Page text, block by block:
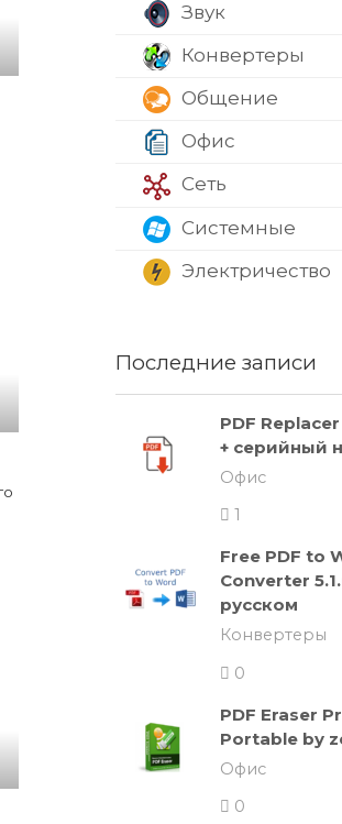
Звук
Конвертеры
Общение
Офис
Сеть
Системные
Электричество
Последние записи
PDF
+ серийный
Офис
1
Free PDF to
Converter
русском
Конвертеры
0
PDF Eraser
Portable by
Офис
0